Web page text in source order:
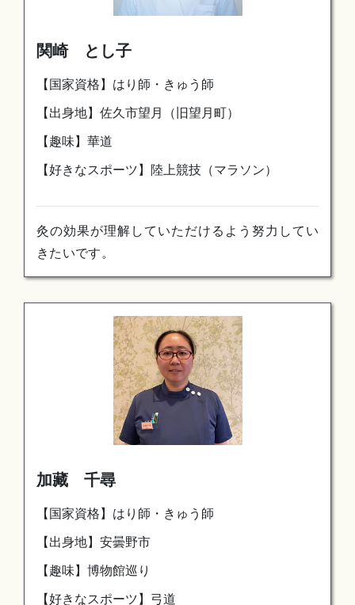
関崎 とし子
【国家資格】はり師・きゅう師
【出身地】佐久市望月（旧望月町）
【趣味】華道
【好きなスポーツ】陸上競技（マラソン）
灸の効果が理解していただけるよう努力してい
きたいです。
加藏 千尋
【国家資格】はり師・きゅう師
【出身地】安曇野市
【趣味】博物館巡り
【好きなスポーツ】弓道